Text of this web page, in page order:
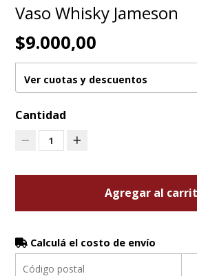
Vaso Whisky Jameson
$9.000,00
Ver cuotas y descuentos
Cantidad
1
Agregar al
Calculá el costo de envío